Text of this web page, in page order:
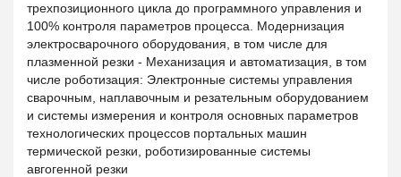
трехпозиционного цикла до программного управления и
100% контроля параметров процесса. Модернизация
электросварочного оборудования, в том числе для
плазменной резки - Механизация и автоматизация, в том
числе роботизация: Электронные системы управления
сварочным, наплавочным и резательным оборудованием
и системы измерения и контроля основных параметров
технологических процессов портальных машин
термической резки, роботизированные системы
авгогенной резки